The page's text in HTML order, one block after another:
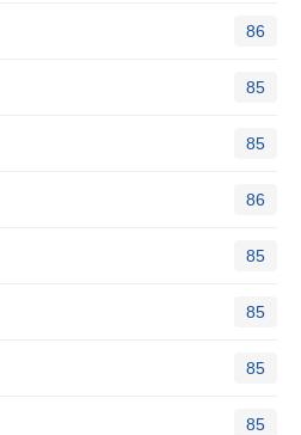
86
85
85
86
85
85
85
85